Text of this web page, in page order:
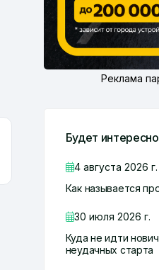
Реклама
Будет интересно
4 августа 2026 г.
Как называется
30 июля 2026 г.
Куда не идти
неудачных старта